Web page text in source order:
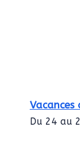
Du 24 au